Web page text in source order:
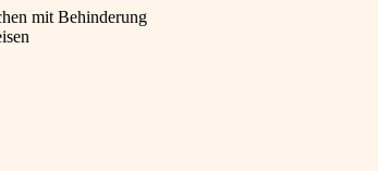
mit Behinderung